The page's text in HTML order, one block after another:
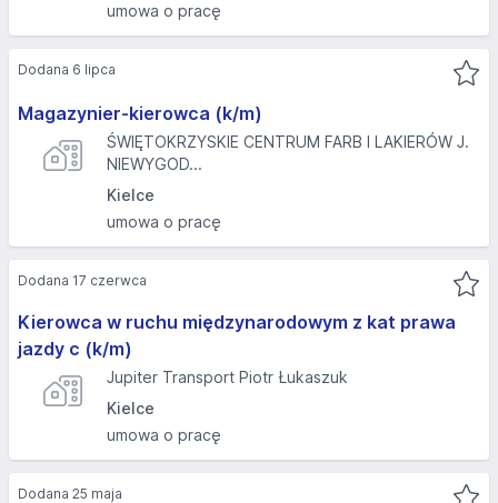
umowa o pracę
Magazynier-kierowca (k/m)
ŚWIĘTOKRZYSKIE CENTRUM FARB I LAKIERÓW J.
NIEWYGOD...
Kielce
umowa o pracę
Dodana 6 lipca
Kierowca w ruchu międzynarodowym z kat prawa
jazdy c (k/m)
Jupiter Transport Piotr Łukaszuk
Kielce
umowa o pracę
Dodana 17 czerwca
Dodana 25 maja